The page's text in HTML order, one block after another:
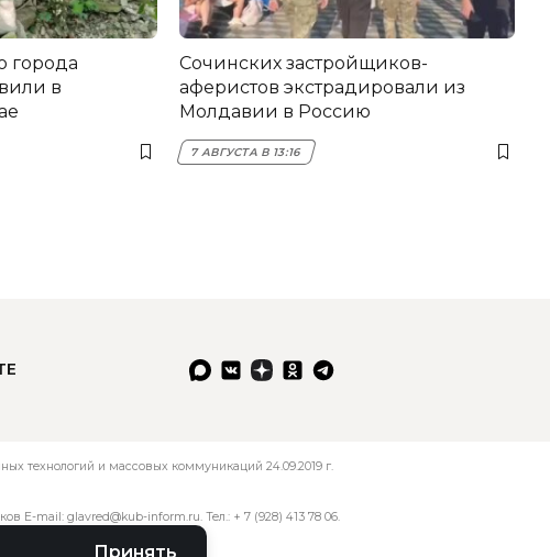
Принять
города
в
Сочинских застройщиков-
аферистов экстрадировали из
Молдавии в Россию
7 АВГУСТА В 13:16
технологий и массовых коммуникаций 24.09.2019 г.
E-mail: glavred@kub-inform.ru . Тел.: + 7 (928) 413 78 06